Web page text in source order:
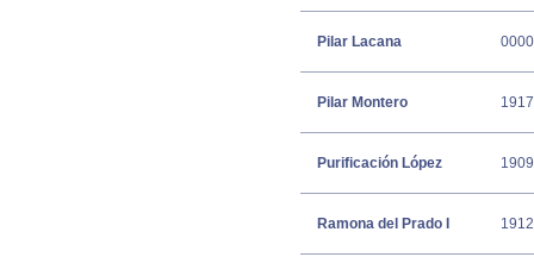
Pilar Lacana
Pilar Montero
Purificación López
Ramona del Prado I